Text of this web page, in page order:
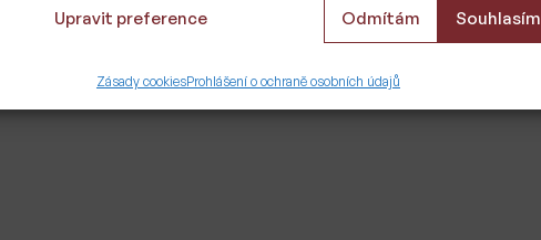
bezpečnosti, předcházení a zjišťování
reklamy a obsahu, Ukládání a sdělování
osobních údajů.
Souhlasím
Odmítám
Upravit preference
Zásady cookiesProhlášení o ochraně osobních údajů